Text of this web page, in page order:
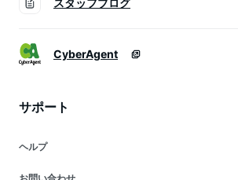
スタッフブログ
CyberAgent
サポート
ヘルプ